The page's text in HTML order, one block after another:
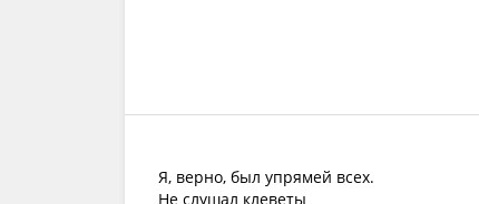
Я, верно, был упрямей всех.
Не слушал клеветы